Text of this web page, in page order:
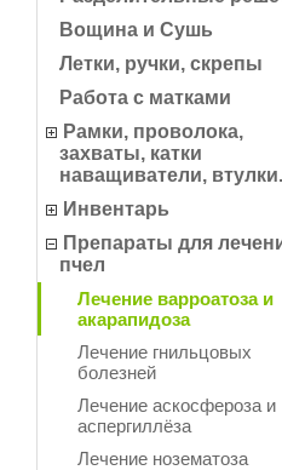
Вощина и Сушь
Летки, ручки, скрепы
Работа с матками
Рамки, проволока,
захваты, катки
наващиватели, втулки.
Инвентарь
Препараты для
пчел
Лечение варроатоза и
акарапидоза
Лечение гнильцовых
болезней
Лечение аскосфероза и
аспергиллёза
Лечение нозематоза